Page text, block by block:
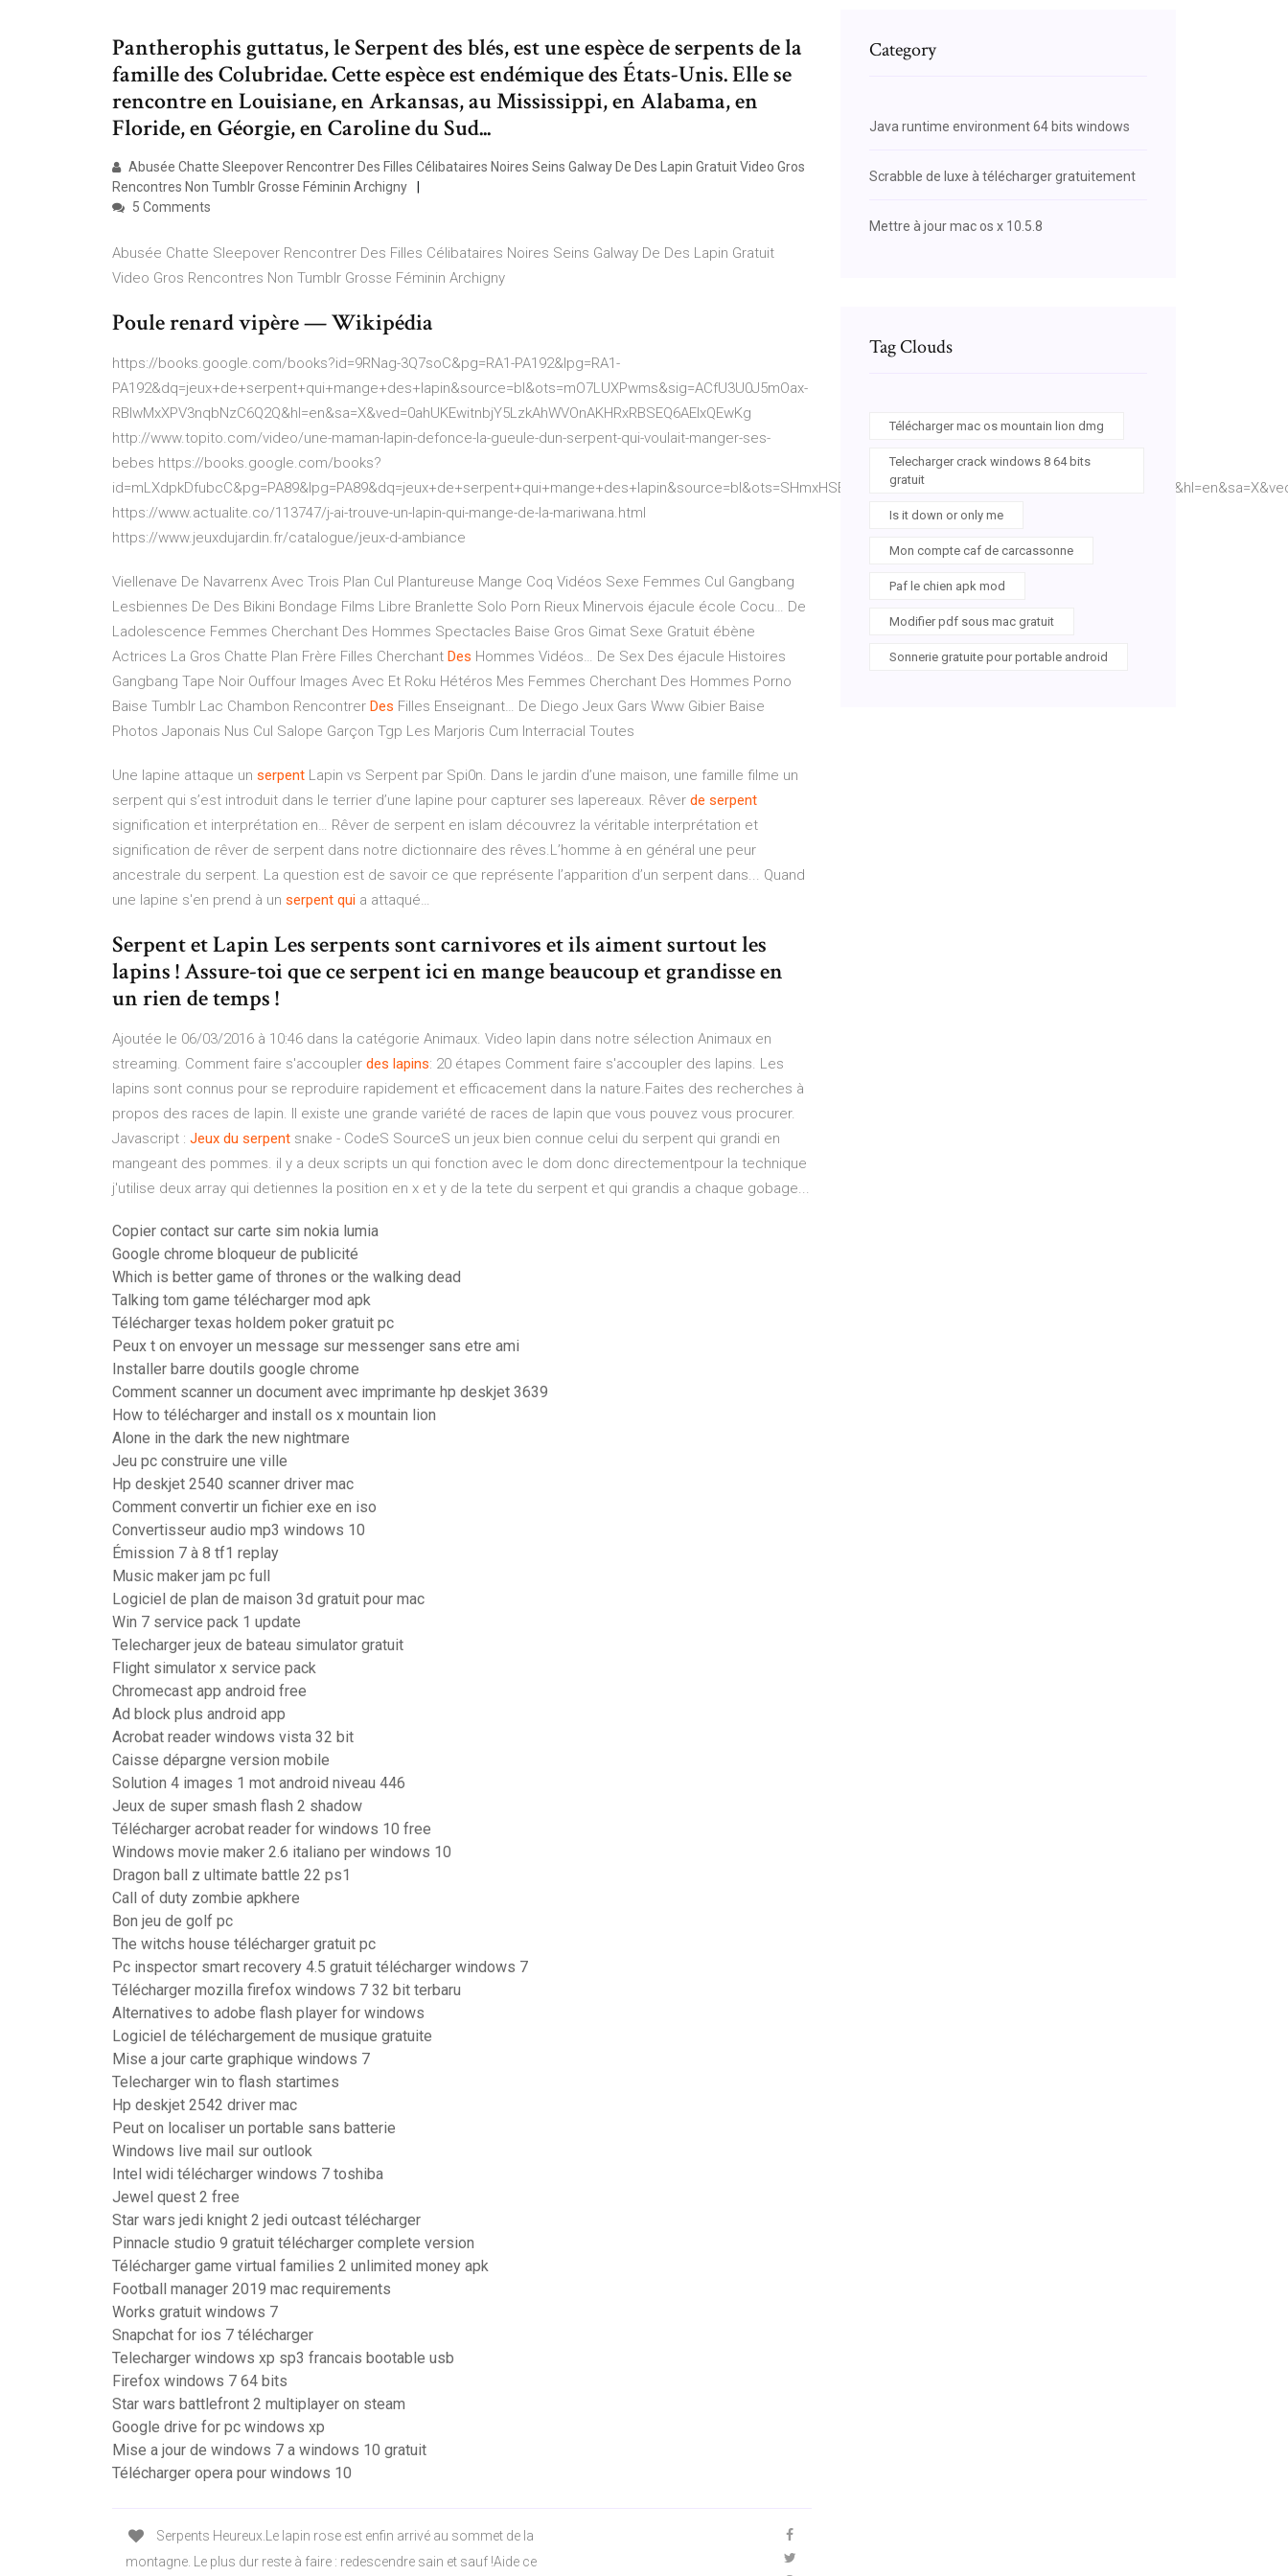
Pantherophis guttatus, le Serpent des blés, est une espèce de serpents de la
famille des Colubridae. Cette espèce est endémique des États-Unis. Elle se
rencontre en Louisiane, en Arkansas, au Mississippi, en Alabama, en
Floride, en Géorgie, en Caroline du Sud...
Abusée Chatte Sleepover Rencontrer Des Filles Célibataires Noires Seins Galway De Des Lapin Gratuit Video Gros
Rencontres Non Tumblr Grosse Féminin Archigny
5 Comments
Abusée Chatte Sleepover Rencontrer Des Filles Célibataires Noires Seins Galway De Des Lapin Gratuit
Video Gros Rencontres Non Tumblr Grosse Féminin Archigny
Poule renard vipère — Wikipédia
https://books.google.com/books?id=9RNag-3Q7soC&pg=RA1-PA192&lpg=RA1-
PA192&dq=jeux+de+serpent+qui+mange+des+lapin&source=bl&ots=mO7LUXPwms&sig=ACfU3U0J5mOax-
RBIwMxXPV3nqbNzC6Q2Q&hl=en&sa=X&ved=0ahUKEwitnbjY5LzkAhWVOnAKHRxRBSEQ6AEIxQEwKg
http://www.topito.com/video/une-maman-lapin-defonce-la-gueule-dun-serpent-qui-voulait-manger-ses-
bebes https://books.google.com/books?
https://www.actualite.co/113747/j-ai-trouve-un-lapin-qui-mange-de-la-mariwana.html
https://www.jeuxdujardin.fr/catalogue/jeux-d-ambiance
Viellenave De Navarrenx Avec Trois Plan Cul Plantureuse Mange Coq Vidéos Sexe Femmes Cul Gangbang
Lesbiennes De Des Bikini Bondage Films Libre Branlette Solo Porn Rieux Minervois éjacule école Cocu… De
Ladolescence Femmes Cherchant Des Hommes Spectacles Baise Gros Gimat Sexe Gratuit ébène
Actrices La Gros Chatte Plan Frère Filles Cherchant Des Hommes Vidéos… De Sex Des éjacule Histoires
Gangbang Tape Noir Ouffour Images Avec Et Roku Hétéros Mes Femmes Cherchant Des Hommes Porno
Baise Tumblr Lac Chambon Rencontrer Des Filles Enseignant… De Diego Jeux Gars Www Gibier Baise
Photos Japonais Nus Cul Salope Garçon Tgp Les Marjoris Cum Interracial Toutes
Une lapine attaque un serpent Lapin vs Serpent par Spi0n. Dans le jardin d’une maison, une famille filme un
serpent qui s’est introduit dans le terrier d’une lapine pour capturer ses lapereaux. Rêver de serpent
signification et interprétation en… Rêver de serpent en islam découvrez la véritable interprétation et
signification de rêver de serpent dans notre dictionnaire des rêves.L’homme à en général une peur
ancestrale du serpent. La question est de savoir ce que représente l’apparition d’un serpent dans... Quand
une lapine s'en prend à un serpent qui a attaqué…
Serpent et Lapin Les serpents sont carnivores et ils aiment surtout les
lapins ! Assure-toi que ce serpent ici en mange beaucoup et grandisse en
un rien de temps !
Ajoutée le 06/03/2016 à 10:46 dans la catégorie Animaux. Video lapin dans notre sélection Animaux en
streaming. Comment faire s'accoupler des lapins: 20 étapes Comment faire s'accoupler des lapins. Les
lapins sont connus pour se reproduire rapidement et efficacement dans la nature.Faites des recherches à
propos des races de lapin. Il existe une grande variété de races de lapin que vous pouvez vous procurer.
Javascript : Jeux du serpent snake - CodeS SourceS un jeux bien connue celui du serpent qui grandi en
mangeant des pommes. il y a deux scripts un qui fonction avec le dom donc directementpour la technique
j'utilise deux array qui detiennes la position en x et y de la tete du serpent et qui grandis a chaque gobage...
Copier contact sur carte sim nokia lumia
Google chrome bloqueur de publicité
Which is better game of thrones or the walking dead
Talking tom game télécharger mod apk
Télécharger texas holdem poker gratuit pc
Peux t on envoyer un message sur messenger sans etre ami
Installer barre doutils google chrome
Comment scanner un document avec imprimante hp deskjet 3639
How to télécharger and install os x mountain lion
Alone in the dark the new nightmare
Jeu pc construire une ville
Hp deskjet 2540 scanner driver mac
Comment convertir un fichier exe en iso
Convertisseur audio mp3 windows 10
Émission 7 à 8 tf1 replay
Music maker jam pc full
Logiciel de plan de maison 3d gratuit pour mac
Win 7 service pack 1 update
Telecharger jeux de bateau simulator gratuit
Flight simulator x service pack
Chromecast app android free
Ad block plus android app
Acrobat reader windows vista 32 bit
Caisse dépargne version mobile
Solution 4 images 1 mot android niveau 446
Jeux de super smash flash 2 shadow
Télécharger acrobat reader for windows 10 free
Windows movie maker 2.6 italiano per windows 10
Dragon ball z ultimate battle 22 ps1
Call of duty zombie apkhere
Bon jeu de golf pc
The witchs house télécharger gratuit pc
Pc inspector smart recovery 4.5 gratuit télécharger windows 7
Télécharger mozilla firefox windows 7 32 bit terbaru
Alternatives to adobe flash player for windows
Logiciel de téléchargement de musique gratuite
Mise a jour carte graphique windows 7
Telecharger win to flash startimes
Hp deskjet 2542 driver mac
Peut on localiser un portable sans batterie
Windows live mail sur outlook
Intel widi télécharger windows 7 toshiba
Jewel quest 2 free
Star wars jedi knight 2 jedi outcast télécharger
Pinnacle studio 9 gratuit télécharger complete version
Télécharger game virtual families 2 unlimited money apk
Football manager 2019 mac requirements
Works gratuit windows 7
Snapchat for ios 7 télécharger
Telecharger windows xp sp3 francais bootable usb
Firefox windows 7 64 bits
Star wars battlefront 2 multiplayer on steam
Google drive for pc windows xp
Mise a jour de windows 7 a windows 10 gratuit
Télécharger opera pour windows 10
Serpents Heureux.Le lapin rose est enfin arrivé au sommet de la
montagne. Le plus dur reste à faire : redescendre sain et sauf !Aide ce
Category
Java runtime environment 64 bits windows
Scrabble de luxe à télécharger gratuitement
Mettre à jour mac os x 10.5.8
Tag Clouds
Télécharger mac os mountain lion dmg
Telecharger crack windows 8 64 bits
gratuit
Is it down or only me
Mon compte caf de carcassonne
Paf le chien apk mod
Modifier pdf sous mac gratuit
Sonnerie gratuite pour portable android